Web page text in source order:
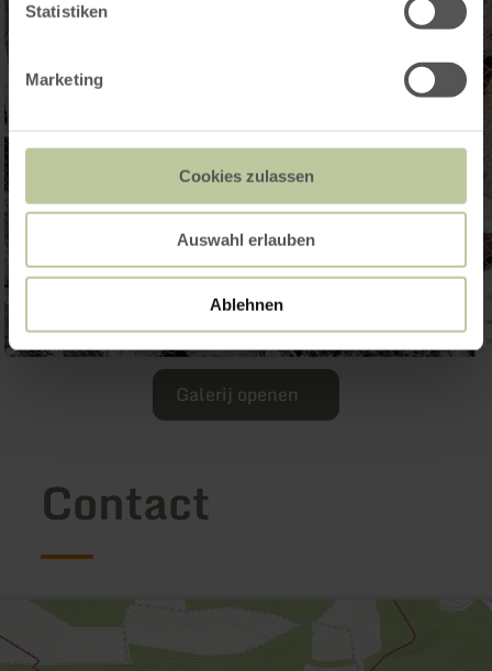
Statistiken
Marketing
Cookies zulassen
Auswahl erlauben
Ablehnen
Galerij openen
Contact